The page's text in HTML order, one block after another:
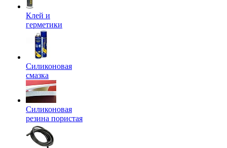
Клей и
герметики
Силиконовая
смазка
Силиконовая
резина пористая